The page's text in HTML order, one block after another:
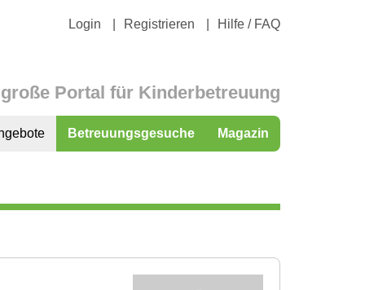
Login Registrieren Hilfe / FAQ
Portal für Kinderbetreuung
Betreuungsgesuche Magazin